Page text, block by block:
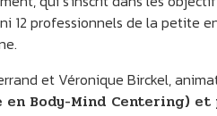
12 professionnels de la petite
et Véronique Birckel,
Body-Mind Centering) et